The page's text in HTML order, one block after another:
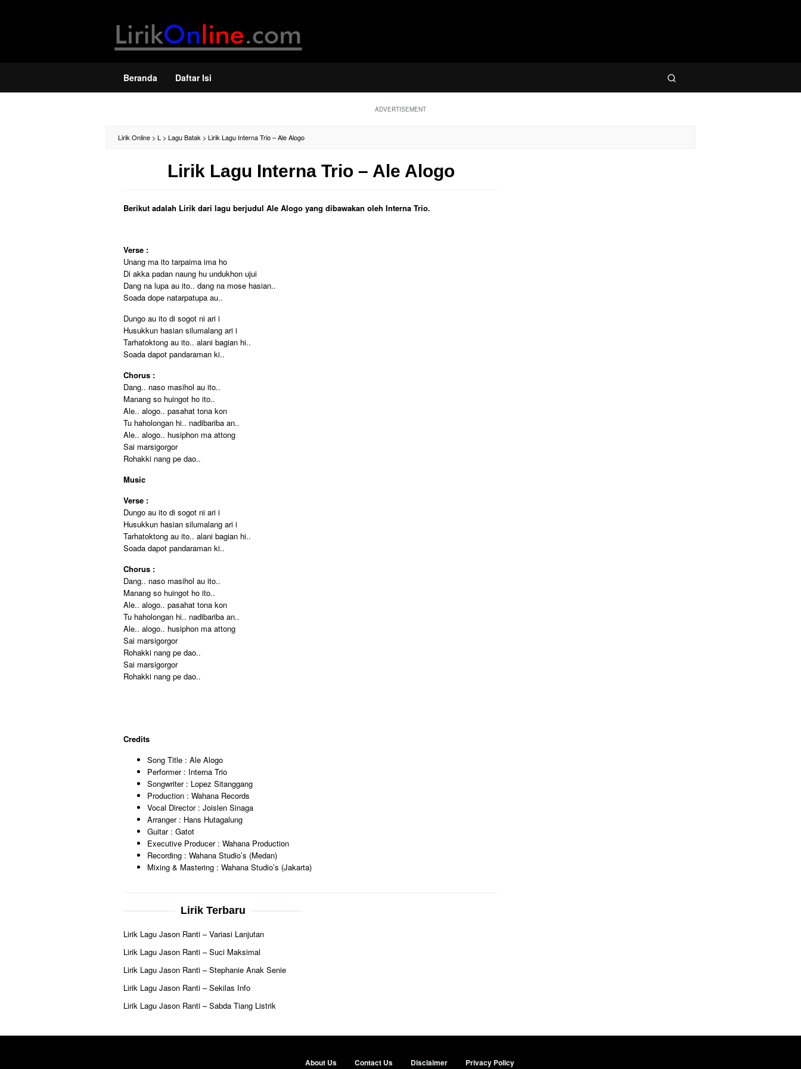
Beranda Daftar Isi
ADVERTISEMENT
Lirik Online > L > Lagu Batak > Lirik Lagu Interna Trio – Ale Alogo
Lirik Lagu Interna Trio – Ale Alogo
Berikut adalah Lirik dari lagu berjudul Ale Alogo yang dibawakan oleh Interna Trio.
Verse :
Unang ma ito tarpaima ima ho
Di akka padan naung hu undukhon ujui
Dang na lupa au ito.. dang na mose hasian..
Soada dope natarpatupa au..
Dungo au ito di sogot ni ari i
Husukkun hasian silumalang ari i
Tarhatoktong au ito.. alani bagian hi..
Soada dapot pandaraman ki..
Chorus :
Dang.. naso masihol au ito..
Manang so huingot ho ito..
Ale.. alogo.. pasahat tona kon
Tu haholongan hi.. nadibariba an..
Ale.. alogo.. husiphon ma attong
Sai marsigorgor
Rohakki nang pe dao..
Music
Verse :
Dungo au ito di sogot ni ari i
Husukkun hasian silumalang ari i
Tarhatoktong au ito.. alani bagian hi..
Soada dapot pandaraman ki..
Chorus :
Dang.. naso masihol au ito..
Manang so huingot ho ito..
Ale.. alogo.. pasahat tona kon
Tu haholongan hi.. nadibariba an..
Ale.. alogo.. husiphon ma attong
Sai marsigorgor
Rohakki nang pe dao..
Sai marsigorgor
Rohakki nang pe dao..
Credits
Song Title : Ale Alogo
Performer : Interna Trio
Songwriter : Lopez Sitanggang
Production : Wahana Records
Vocal Director : Joislen Sinaga
Arranger : Hans Hutagalung
Guitar : Gatot
Executive Producer : Wahana Production
Recording : Wahana Studio’s (Medan)
Mixing & Mastering : Wahana Studio’s (Jakarta)
Lirik Terbaru
Lirik Lagu Jason Ranti – Variasi Lanjutan
Lirik Lagu Jason Ranti – Suci Maksimal
Lirik Lagu Jason Ranti – Stephanie Anak Senie
Lirik Lagu Jason Ranti – Sekilas Info
Lirik Lagu Jason Ranti – Sabda Tiang Listrik
About Us Contact Us Disclaimer Privacy Policy